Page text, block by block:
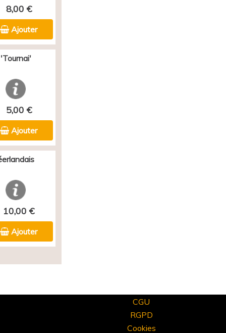
8,00 €
Ajouter
5,00 €
Ajouter
10,00 €
Ajouter
CGU
RGPD
Cookies